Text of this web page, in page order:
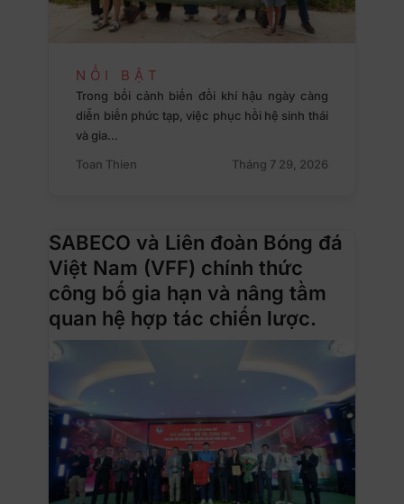
NỔI BẬT
Trong bối cảnh biến đổi khí hậu ngày càng
diễn biến phức tạp, việc phục hồi hệ sinh thái
và gia…
Toan Thien
Tháng 7 29, 2026
SABECO và Liên đoàn Bóng đá
Việt Nam (VFF) chính thức
công bố gia hạn và nâng tầm
quan hệ hợp tác chiến lược.